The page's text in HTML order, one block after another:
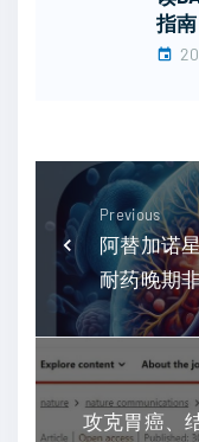
指南
Previous
阿替加诺
耐药晚期
攻克胃癌、